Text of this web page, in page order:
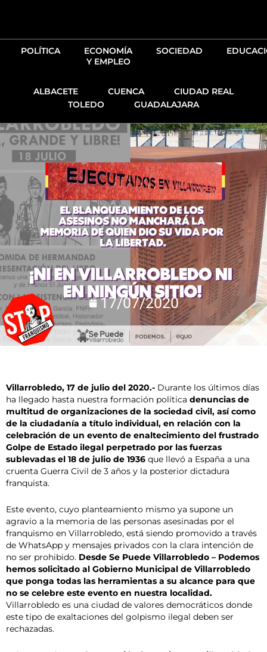
POLÍTICA
ECONOMÍA
Y EMPLEO
SOCIEDAD
ALBACETE CUENCA
CIUDAD REAL
TOLEDO
GUADALAJARA
17/07/2020
Villarrobledo, 17 de julio del 2020.- Durante los últimos días
ha llegado hasta nuestra formación política denuncias de
multitud de organizaciones de la sociedad civil, así como
de la ciudadanía a título individual, en relación con la
celebración de un evento de enaltecimiento del frustrado
Golpe de Estado ilegal perpetrado por las fuerzas
sublevadas el 18 de julio de 1936 que llevó a España a una
cruenta Guerra Civil de 3 años y la posterior dictadura
franquista.
Este evento, cuyo planteamiento mismo ya supone un
agravio a la memoria de las personas asesinadas por el
franquismo en Villarrobledo, está siendo promovido a través
de WhatsApp y mensajes privados con la clara intención de
no ser prohibido. Desde Se Puede Villarrobledo – Podemos
hemos solicitado al Gobierno Municipal de Villarrobledo
que ponga todas las herramientas a su alcance para que
no se celebre este evento en nuestra localidad.
Villarrobledo es una ciudad de valores democráticos donde
este tipo de exaltaciones del golpismo ilegal deben ser
rechazadas.